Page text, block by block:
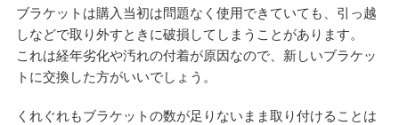
ブラケットは購入当初は問題なく使用できていても、引っ越
しなどで取り外すときに破損してしまうことがあります。
これは経年劣化や汚れの付着が原因なので、新しいブラケッ
トに交換した方がいいでしょう。
くれぐれもブラケットの数が足りないまま取り付けることは